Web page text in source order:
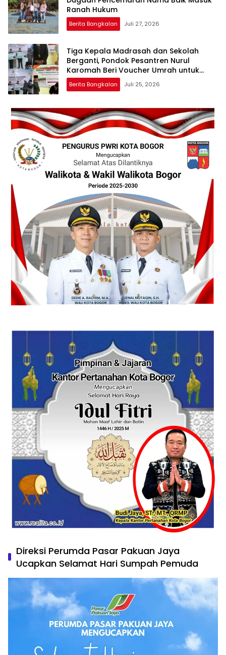
Ranah Hukum
Berita Bangkalan Juli 27, 2026
Tiga Kepala Madrasah dan Sekolah
Berganti, Pondok Pesantren Nurul
Karomah Beri Voucher Umrah untuk
Para Purna Tugas
Berita Bangkalan Juli 25, 2026
Direksi Perumda Pasar Pakuan Jaya
Ucapkan Selamat Hari Sumpah Pemuda